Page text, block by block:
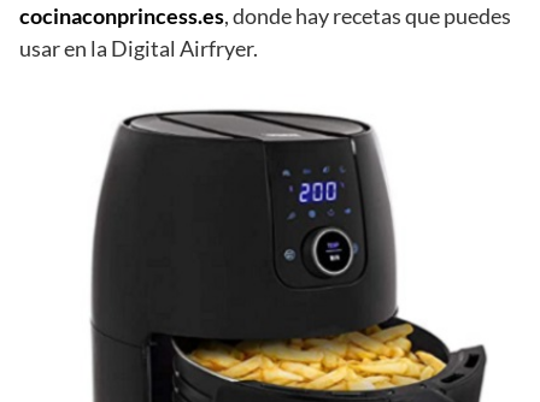
cocinaconprincess.es, donde hay recetas que puedes
usar en la Digital Airfryer.